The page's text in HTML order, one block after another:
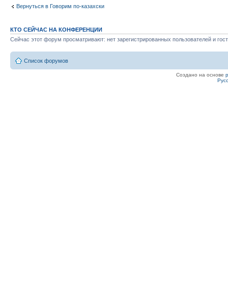
Вернуться в Говорим по-казахски
КТО СЕЙЧАС НА КОНФЕРЕНЦИИ
Сейчас этот форум просматривают: нет зарегистрированных пользователей и
Список форумов
Создано на основе